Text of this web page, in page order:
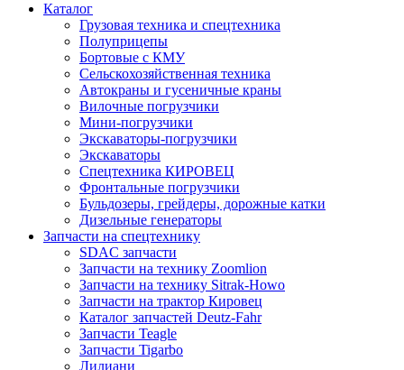
Каталог
Грузовая техника и спецтехника
Полуприцепы
Бортовые с КМУ
Сельскохозяйственная техника
Автокраны и гусеничные краны
Вилочные погрузчики
Мини-погрузчики
Экскаваторы-погрузчики
Экскаваторы
Спецтехника КИРОВЕЦ
Фронтальные погрузчики
Бульдозеры, грейдеры, дорожные катки
Дизельные генераторы
Запчасти на спецтехнику
SDAC запчасти
Запчасти на технику Zoomlion
Запчасти на технику Sitrak-Howo
Запчасти на трактор Кировец
Каталог запчастей Deutz-Fahr
Запчасти Teagle
Запчасти Tigarbo
Лилиани